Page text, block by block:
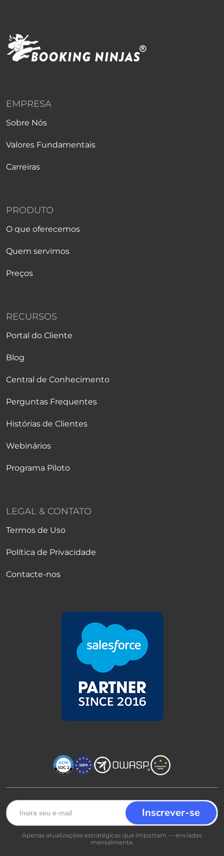
EMPRESA
Sobre Nós
Valores Fundamentais
Carreiras
PRODUTO
O que oferecemos
Quem servimos
Preços
RECURSOS
Portal do Cliente
Blog
Central de Conhecimento
Perguntas Frequentes
Histórias de Clientes
Webinários
Programa Piloto
LEGAL & CONTATO
Termos de Uso
Política de Privacidade
Contacte-nos
Apenas atualizações estratégicas que importam — enviadas
mensalmente.